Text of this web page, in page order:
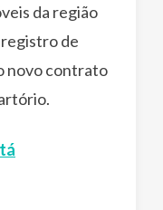
da região
registro de
novo contrato